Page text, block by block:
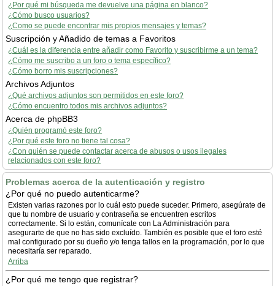
¿Por qué mi búsqueda me devuelve una página en blanco?
¿Cómo busco usuarios?
¿Como se puede encontrar mis propios mensajes y temas?
Suscripción y Añadido de temas a Favoritos
¿Cuál es la diferencia entre añadir como Favorito y suscribirme a un tema?
¿Cómo me suscribo a un foro o tema específico?
¿Cómo borro mis suscripciones?
Archivos Adjuntos
¿Qué archivos adjuntos son permitidos en este foro?
¿Cómo encuentro todos mis archivos adjuntos?
Acerca de phpBB3
¿Quién programó este foro?
¿Por qué este foro no tiene tal cosa?
¿Con quién se puede contactar acerca de abusos o usos ilegales
relacionados con este foro?
Problemas acerca de la autenticación y registro
¿Por qué no puedo autenticarme?
Existen varias razones por lo cuál esto puede suceder. Primero, asegúrate de
que tu nombre de usuario y contraseña se encuentren escritos
correctamente. Si lo están, comunícate con La Administración para
asegurarte de que no has sido excluído. También es posible que el foro esté
mal configurado por su dueño y/o tenga fallos en la programación, por lo que
necesitaría ser reparado.
Arriba
¿Por qué me tengo que registrar?